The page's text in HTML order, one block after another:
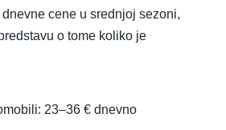
cene u srednjoj sezoni,
o tome koliko je
23–36 € dnevno